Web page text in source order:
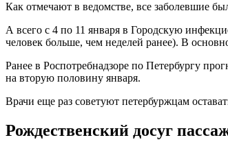
Как отмечают в ведомстве, все заболевшие
А всего с 4 по 11 января в Городскую
человек больше, чем неделей ранее). В
Ранее в Роспотребнадзоре по Петербургу
на вторую половину января.
Врачи еще раз советуют петербуржцам
Рождественский досуг